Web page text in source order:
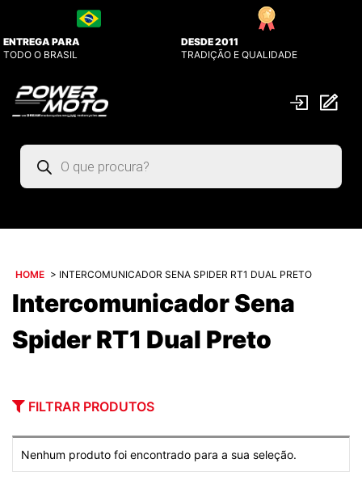
ENTREGA PARA
TODO O BRASIL
DESDE 2011
TRADIÇÃO E QUALIDADE
Pesquisar
produtos
HOME > INTERCOMUNICADOR SENA SPIDER RT1 DUAL PRETO
Intercomunicador Sena
Spider RT1 Dual Preto
FILTRAR PRODUTOS
Nenhum produto foi encontrado para a sua seleção.